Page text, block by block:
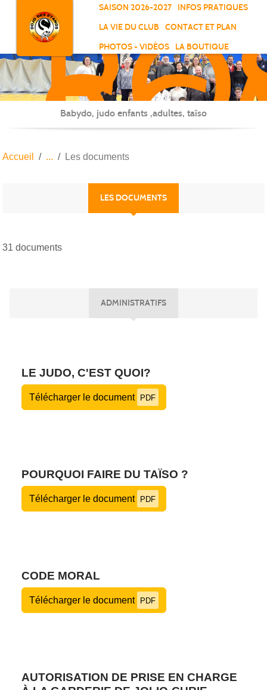
SAISON 2026-2027
INFOS PRATIQUES
LA VIE DU CLUB
CONTACT ET PLAN
PHOTOS - VIDÉOS
LA BOUTIQUE
-
-
Babydo, judo enfants ,adultes, taïso
Accueil Les documents
LES DOCUMENTS
31 documents
ADMINISTRATIFS
LE JUDO, C'EST QUOI?
Télécharger le document PDF
POURQUOI FAIRE DU TAÏSO ?
Télécharger le document PDF
CODE MORAL
Télécharger le document PDF
AUTORISATION DE PRISE EN CHARGE
Panneau de gestion des cookies